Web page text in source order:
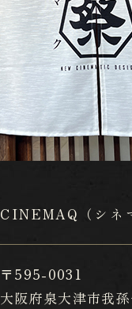
CINEMAQ（シネ
〒595-0031
大阪府泉大津市我